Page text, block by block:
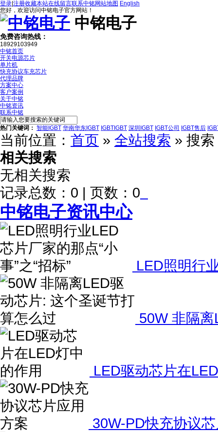
登录 注册收藏本站在线留言联系中铭 网站地图 English
您好，欢迎访问中铭电子官方网站！
中铭电子
免费咨询热线：
18929103949
中铭首页
开关电源芯片
单片机
快充协议车充芯片
代理品牌
方案中心
客户案例
关于中铭
中铭资讯
联系中铭
热门关键词： 智能IGBT 华南华东IGBT IGBTIGBT 深圳IGBT IGBT公司 IGBT售后
当前位置： 首页 » 全站搜索 » 搜
相关搜索
无相关搜索
记录总数：0 | 页数：0
中铭电子资讯中心
LED照明行
50W 非隔
LED驱动芯片在
30W-PD快充协议